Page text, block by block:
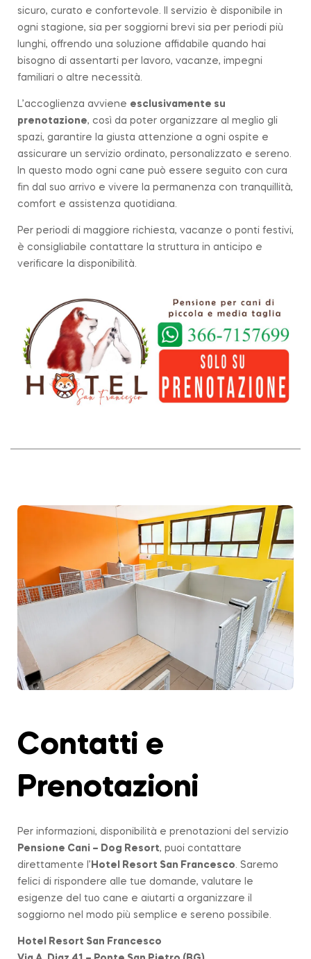
sicuro, curato e confortevole. Il servizio è disponibile in
ogni stagione, sia per soggiorni brevi sia per periodi più
lunghi, offrendo una soluzione affidabile quando hai
bisogno di assentarti per lavoro, vacanze, impegni
familiari o altre necessità.
L’accoglienza avviene esclusivamente su
prenotazione, così da poter organizzare al meglio gli
spazi, garantire la giusta attenzione a ogni ospite e
assicurare un servizio ordinato, personalizzato e sereno.
In questo modo ogni cane può essere seguito con cura
fin dal suo arrivo e vivere la permanenza con tranquillità,
comfort e assistenza quotidiana.
Per periodi di maggiore richiesta, vacanze o ponti festivi,
è consigliabile contattare la struttura in anticipo e
verificare la disponibilità.
Contatti e
Prenotazioni
Per informazioni, disponibilità e prenotazioni del servizio
Pensione Cani – Dog Resort, puoi contattare
direttamente l’ Hotel Resort San Francesco . Saremo
felici di rispondere alle tue domande, valutare le
esigenze del tuo cane e aiutarti a organizzare il
soggiorno nel modo più semplice e sereno possibile.
Hotel Resort San Francesco